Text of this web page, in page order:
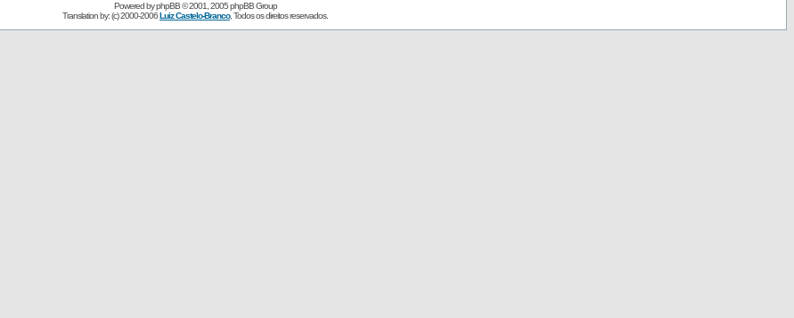
Powered byphpBB© 2001, 2005 phpBB Group
Translation by: (c) 2000-2006Luiz Castelo-Branco, Todos os direitos reservados.